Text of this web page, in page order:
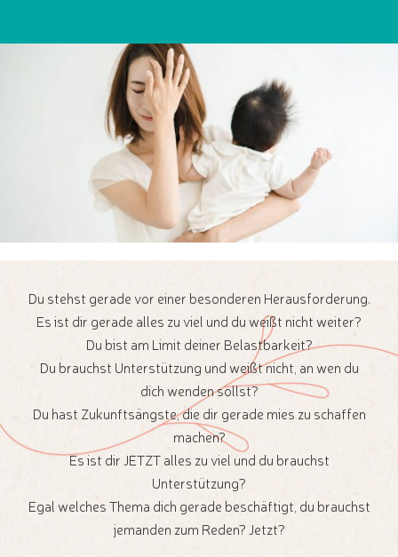
Du stehst gerade vor einer besonderen Herausforderung.
Es ist dir gerade alles zu viel und du weißt nicht weiter?
Du bist am Limit deiner Belastbarkeit?
Du brauchst Unterstützung und weißt nicht, an wen du
dich wenden sollst?
Du hast Zukunftsängste, die dir gerade mies zu schaffen
machen?
Es ist dir JETZT alles zu viel und du brauchst
Unterstützung?
Egal welches Thema dich gerade beschäftigt, du brauchst
jemanden zum Reden? Jetzt?